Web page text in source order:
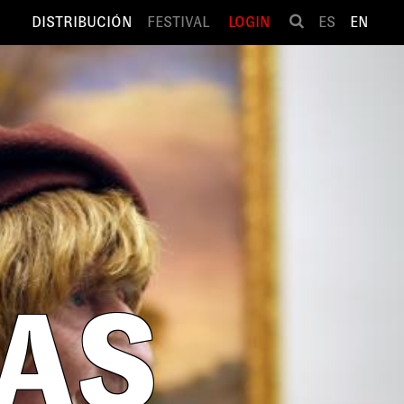
DISTRIBUCIÓN FESTIVAL LOGIN ES EN